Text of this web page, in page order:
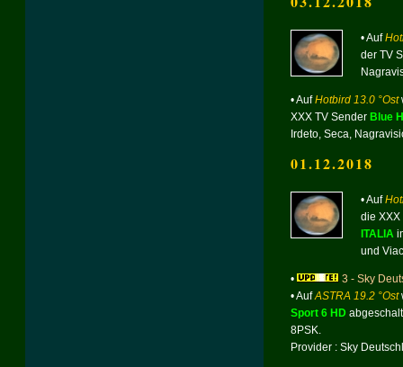
• Auf
der TV
• AufHotbird 13.0 °Ost
XXX TV Sender Blue
Irdeto, Seca,
01.12.2018
• Auf
die
ITALIA
und
•
3 - Sky
• AufASTRA 19.2 °Ost
Sport 6 HD
8PSK.
Provider : Sky